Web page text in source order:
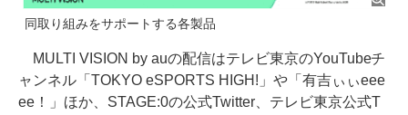
同取り組みをサポートする各製品
MULTI VISION by auの配信はテレビ東京のYouTubeチ
ャンネル「TOKYO eSPORTS HIGH!」や「有吉ぃぃeee
ee！」ほか、STAGE:0の公式Twitter、テレビ東京公式T